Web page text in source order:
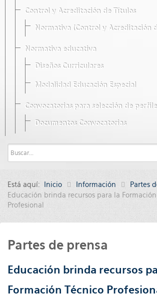
Control y Acreditación de Títulos
Normativa (Control y Acreditación
Normativa educativa
Diseños Curriculares
Modalidad Educación Especial
Convocatorias para selección de
Documentos Convocatorias
Está aquí: Inicio Información
Partes
Educación brinda recursos para la
Profesional
Partes de prensa
Educación brinda recursos
Formación Técnico